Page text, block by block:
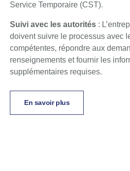
Service Temporaire (CST).
Suivi avec les autorités :
doivent suivre le processus avec
compétentes, répondre aux
renseignements et fournir les
supplémentaires requises.
En savoir plus